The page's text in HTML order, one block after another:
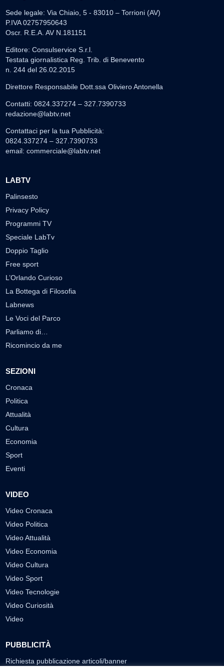
Sede legale: Via Chiaio, 5 - 83010 – Torrioni (AV)
P.IVA 02757950643
Oscr. R.E.A. AV N.181151
Editore: Consulservice S.r.l.
Testata giornalistica Reg. Trib. di Benevento
n. 244 del 26.02.2015
Direttore Responsabile Dott.ssa Oliviero Antonella
Contatti: 0824.337274 – 327.7390733
redazione@labtv.net
Contattaci per la tua Pubblicità:
0824.337274 – 327.7390733
email: commerciale@labtv.net
LABTV
Palinsesto
Privacy Policy
Programmi TV
Speciale LabTv
Doppio Taglio
Free sport
L’Orlando Curioso
La Bottega di Filosofia
Labnews
Le Voci del Parco
Parliamo di…
Ricomincio da me
SEZIONI
Cronaca
Politica
Attualità
Cultura
Economia
Sport
Eventi
VIDEO
Video Cronaca
Video Politica
Video Attualità
Video Economia
Video Cultura
Video Sport
Video Tecnologie
Video Curiosità
Video
PUBBLICITÀ
Richiesta pubblicazione articoli/banner